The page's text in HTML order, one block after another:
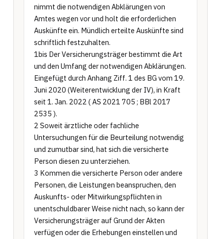
nimmt die notwendigen Abklärungen von
Amtes wegen vor und holt die erforderlichen
Auskünfte ein. Mündlich erteilte Auskünfte sind
schriftlich festzuhalten.
1bis Der Versicherungsträger bestimmt die Art
und den Umfang der notwendigen Abklärungen.
Eingefügt durch Anhang Ziff. 1 des BG vom 19.
Juni 2020 (Weiterentwicklung der IV), in Kraft
seit 1. Jan. 2022 ( AS 2021 705 ; BBl 2017
2535 ).
2 Soweit ärztliche oder fachliche
Untersuchungen für die Beurteilung notwendig
und zumutbar sind, hat sich die versicherte
Person diesen zu unterziehen.
3 Kommen die versicherte Person oder andere
Personen, die Leistungen beanspruchen, den
Auskunfts- oder Mitwirkungspflichten in
unentschuldbarer Weise nicht nach, so kann der
Versicherungsträger auf Grund der Akten
verfügen oder die Erhebungen einstellen und